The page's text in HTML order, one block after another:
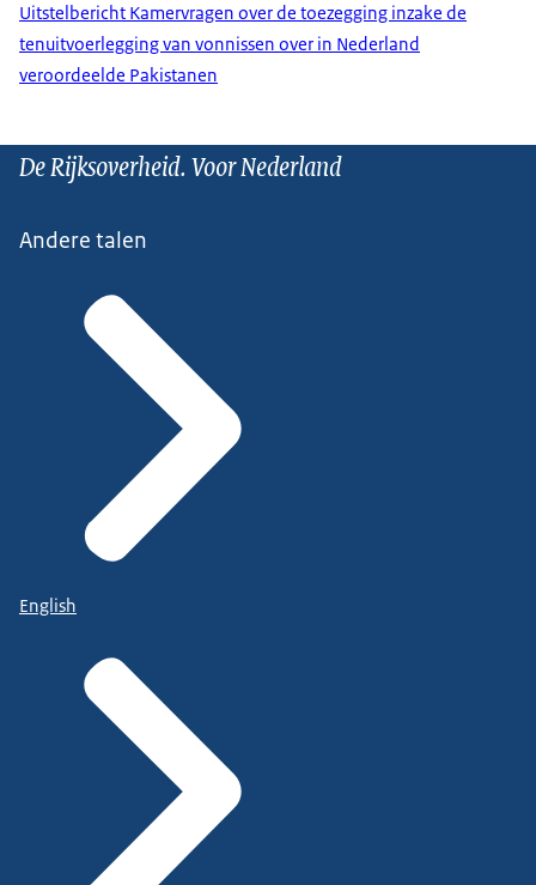
Uitstelbericht Kamervragen over de toezegging inzake de
tenuitvoerlegging van vonnissen over in Nederland
veroordeelde Pakistanen
De Rijksoverheid. Voor Nederland
Andere talen
English